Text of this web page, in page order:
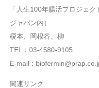
「人生100年腸活プロジェ
ジャパン内）
榎本、岡根谷、柳
TEL：03-4580-9105
E-mail：
関連リンク